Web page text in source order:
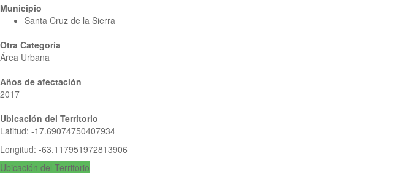
Municipio
Santa Cruz de la Sierra
Otra Categoría
Área Urbana
Años de afectación
2017
Ubicación del Territorio
Latitud: -17.69074750407934
Longitud: -63.117951972813906
Ubicación del Territorio